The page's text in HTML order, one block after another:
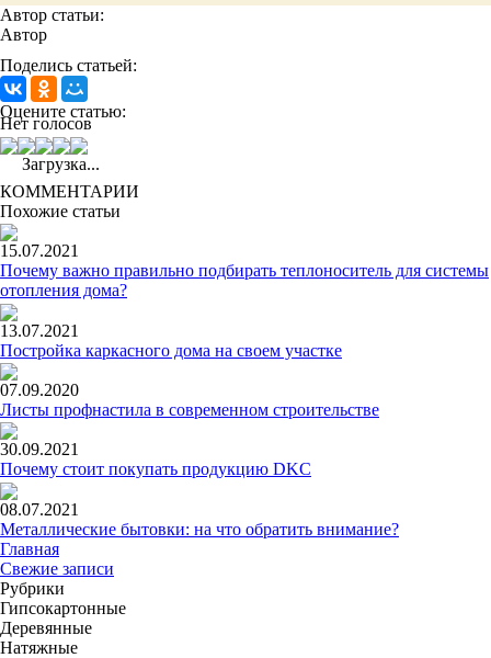
Автор статьи:
Автор
Поделись статьей:
Оцените статью:
Нет голосов
Загрузка...
КОММЕНТАРИИ
Похожие статьи
15.07.2021
Почему важно правильно подбирать теплоноситель для системы
отопления дома?
13.07.2021
Постройка каркасного дома на своем участке
07.09.2020
Листы профнастила в современном строительстве
30.09.2021
Почему стоит покупать продукцию DKC
08.07.2021
Металлические бытовки: на что обратить внимание?
Главная
Свежие записи
Рубрики
Гипсокартонные
Деревянные
Натяжные